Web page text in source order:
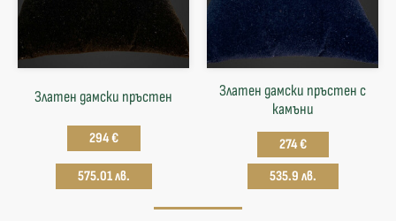
Златен дамски пръстен
294 €
575.01 лв.
Златен дамски пръстен с
камъни
274 €
535.9 лв.